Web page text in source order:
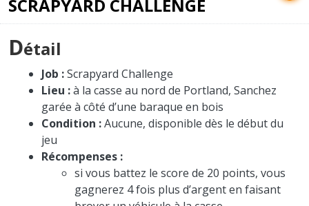
SCRAPYARD CHALLENGE
Détail
Job :Scrapyard Challenge
Lieu :à la casse au nord de Portland, Sanchez
garée à côté d’une baraque en bois
Condition :Aucune, disponible dès le début du
jeu
Récompenses :
si vous battez le score de 20 points, vous
gagnerez 4 fois plus d’argent en faisant